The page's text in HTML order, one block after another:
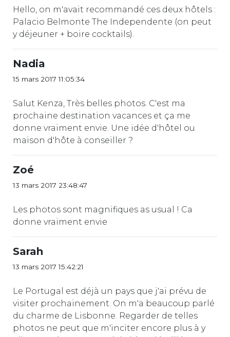
Hello, on m'avait recommandé ces deux hôtels :
Palacio Belmonte The Independente (on peut
y déjeuner + boire cocktails).
Nadia
15 mars 2017 11:05:34
Salut Kenza, Très belles photos. C'est ma
prochaine destination vacances et ça me
donne vraiment envie. Une idée d'hôtel ou
maison d'hôte à conseiller ?
Zoé
13 mars 2017 23:48:47
Les photos sont magnifiques as usual ! Ca
donne vraiment envie
Sarah
13 mars 2017 15:42:21
Le Portugal est déjà un pays que j'ai prévu de
visiter prochainement. On m'a beaucoup parlé
du charme de Lisbonne. Regarder de telles
photos ne peut que m'inciter encore plus à y